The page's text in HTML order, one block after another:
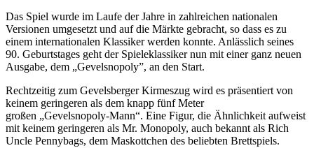
Das Spiel wurde im Laufe der Jahre in zahlreichen nationalen
Versionen umgesetzt und auf die Märkte gebracht, so dass es zu
einem internationalen Klassiker werden konnte. Anlässlich seines
90. Geburtstages geht der Spieleklassiker nun mit einer ganz neuen
Ausgabe, dem „Gevelsnopoly”, an den Start.
Rechtzeitig zum Gevelsberger Kirmeszug wird es präsentiert von
keinem geringeren als dem knapp fünf Meter
großen „Gevelsnopoly-Mann“. Eine Figur, die Ähnlichkeit aufweist
mit keinem geringeren als Mr. Monopoly, auch bekannt als Rich
Uncle Pennybags, dem Maskottchen des beliebten Brettspiels.